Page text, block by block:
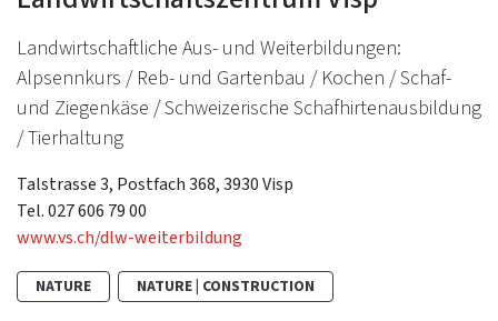
Landwirtschaftliche Aus- und Weiterbildungen:
Alpsennkurs / Reb- und Gartenbau / Kochen / Schaf-
und Ziegenkäse / Schweizerische Schafhirtenausbildung
/ Tierhaltung
Talstrasse 3, Postfach 368, 3930 Visp
Tel. 027 606 79 00
www.vs.ch/dlw-weiterbildung
NATURE NATURE | CONSTRUCTION